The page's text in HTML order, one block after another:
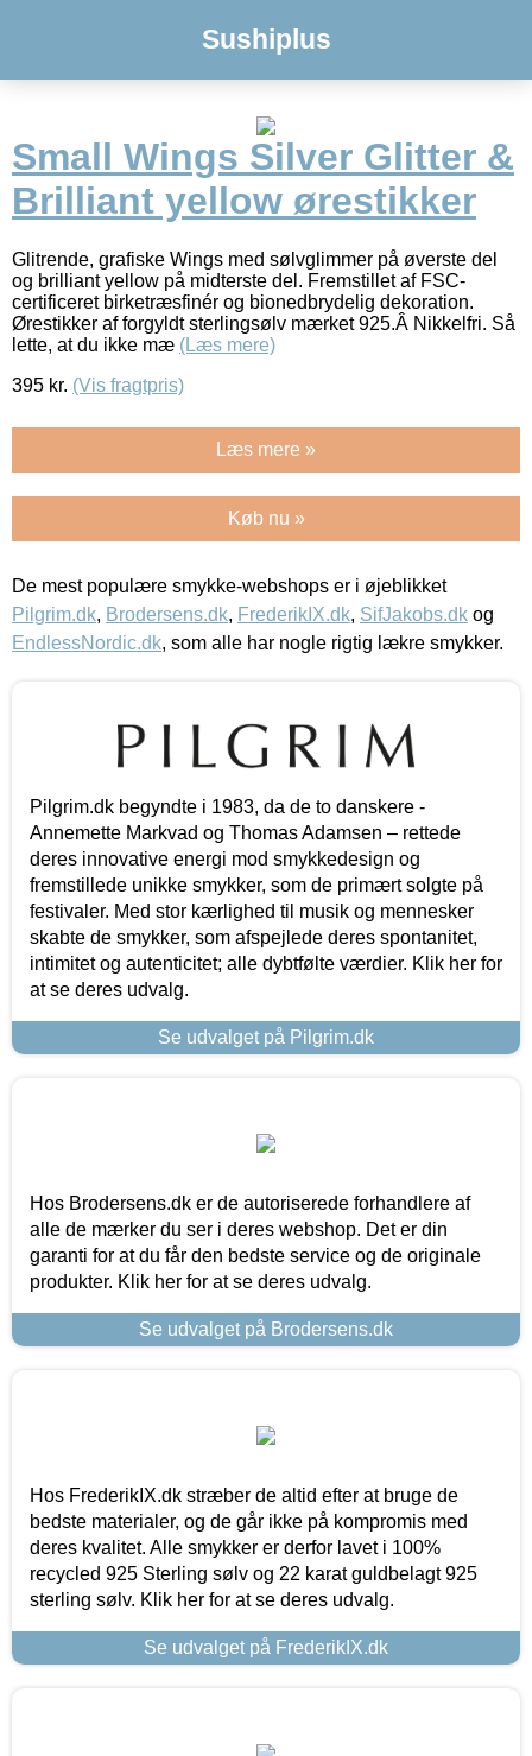
Sushiplus
Small Wings Silver Glitter &
Brilliant yellow ørestikker
Glitrende, grafiske Wings med sølvglimmer på øverste del
og brilliant yellow på midterste del. Fremstillet af FSC-
certificeret birketræsfinér og bionedbrydelig dekoration.
Ørestikker af forgyldt sterlingsølv mærket 925.Â Nikkelfri. Så
lette, at du ikke mæ (Læs mere)
395 kr. (Vis fragtpris)
Læs mere »
Køb nu »
De mest populære smykke-webshops er i øjeblikket
Pilgrim.dk, Brodersens.dk, FrederikIX.dk, SifJakobs.dk og
EndlessNordic.dk, som alle har nogle rigtig lækre smykker.
Pilgrim.dk begyndte i 1983, da de to danskere -
Annemette Markvad og Thomas Adamsen – rettede
deres innovative energi mod smykkedesign og
fremstillede unikke smykker, som de primært solgte på
festivaler. Med stor kærlighed til musik og mennesker
skabte de smykker, som afspejlede deres spontanitet,
intimitet og autenticitet; alle dybtfølte værdier. Klik her for
at se deres udvalg.
Se udvalget på Pilgrim.dk
Hos Brodersens.dk er de autoriserede forhandlere af
alle de mærker du ser i deres webshop. Det er din
garanti for at du får den bedste service og de originale
produkter. Klik her for at se deres udvalg.
Se udvalget på Brodersens.dk
Hos FrederikIX.dk stræber de altid efter at bruge de
bedste materialer, og de går ikke på kompromis med
deres kvalitet. Alle smykker er derfor lavet i 100%
recycled 925 Sterling sølv og 22 karat guldbelagt 925
sterling sølv. Klik her for at se deres udvalg.
Se udvalget på FrederikIX.dk